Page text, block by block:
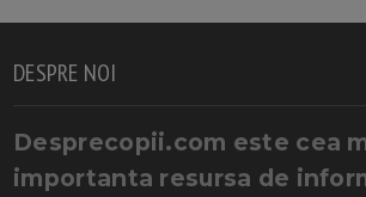
DESPRE NOI
Desprecopii.com este cea
importanta resursa de